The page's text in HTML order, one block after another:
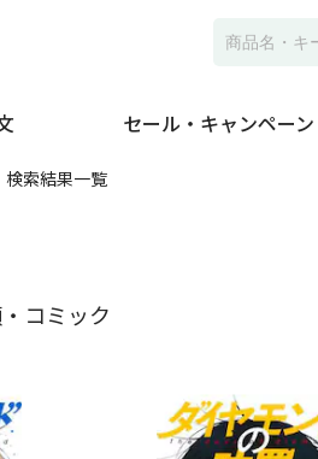
セール・キャンペーン
検索結果一覧
・ コミック